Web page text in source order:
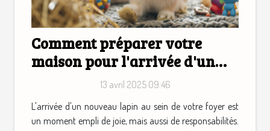
Comment préparer votre
maison pour l'arrivée d'un
nouveau lapin13 avril 2025 09:46
L'arrivée d'un nouveau lapin au sein de votre foyer est
un moment empli de joie, mais aussi de responsabilités.